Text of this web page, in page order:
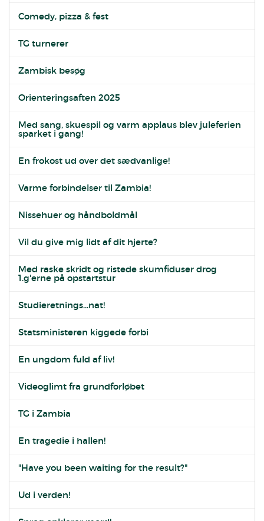
Comedy, pizza & fest
TG turnerer
Zambisk besøg
Orienteringsaften 2025
Med sang, skuespil og varm applaus blev juleferien
sparket i gang!
En frokost ud over det sædvanlige!
Varme forbindelser til Zambia!
Nissehuer og håndboldmål
Vil du give mig lidt af dit hjerte?
Med raske skridt og ristede skumfiduser drog
1.g'erne på opstartstur
Studieretnings...nat!
Statsministeren kiggede forbi
En ungdom fuld af liv!
Videoglimt fra grundforløbet
TG i Zambia
En tragedie i hallen!
"Have you been waiting for the result?"
Ud i verden!